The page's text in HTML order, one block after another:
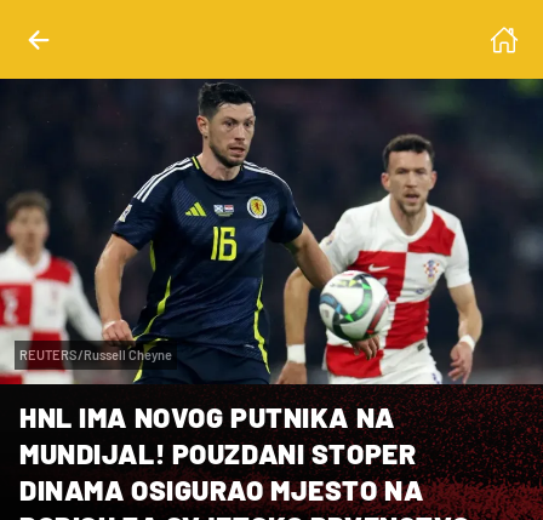
REUTERS/Russell Cheyne
HNL IMA NOVOG PUTNIKA NA
MUNDIJAL! POUZDANI STOPER
DINAMA OSIGURAO MJESTO NA